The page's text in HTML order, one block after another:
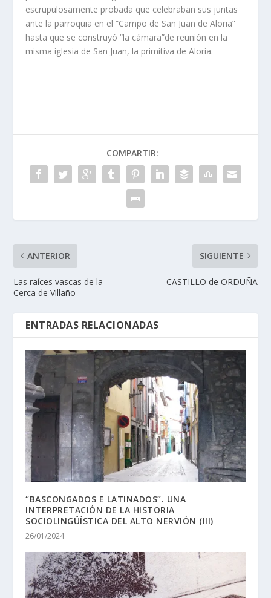
escrupulosamente probada que celebraban sus juntas
ante la parroquia en el “Campo de San Juan de Aloria”
hasta que se construyó “la cámara”de reunión en la
misma iglesia de San Juan, la primitiva de Aloria.
COMPARTIR:
ANTERIOR
Las raí­ces vascas de la
Cerca de Villaño
SIGUIENTE
CASTILLO de ORDUÑA
ENTRADAS RELACIONADAS
“BASCONGADOS E LATINADOS”. UNA
INTERPRETACIÓN DE LA HISTORIA
SOCIOLINGÜÍSTICA DEL ALTO NERVIÓN (III)
26/01/2024